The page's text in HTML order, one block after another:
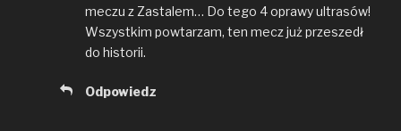
meczu z Zastalem… Do tego 4 oprawy ultrasów!
Wszystkim powtarzam, ten mecz już przeszedł
do historii.
Odpowiedz